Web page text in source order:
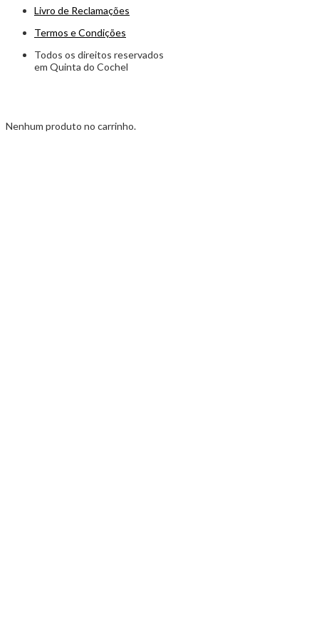
Livro de Reclamações
Termos e Condições
Todos os direitos reservados
em Quinta do Cochel
Nenhum produto no carrinho.